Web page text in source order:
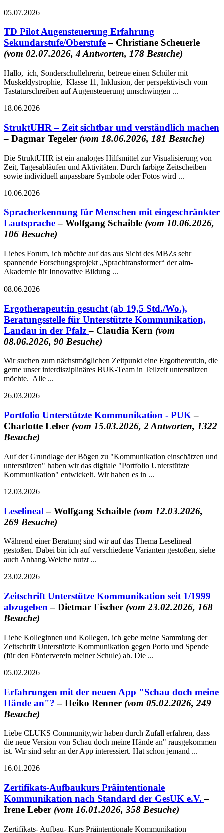
05.07.2026
TD Pilot Augensteuerung Erfahrung
Sekundarstufe/Oberstufe– Christiane Scheuerle
(vom 02.07.2026, 4 Antworten, 178 Besuche)
Hallo, ich, Sonderschullehrerin, betreue einen Schüler mit
Muskeldystrophie, Klasse 11, Inklusion, der perspektivisch vom
Tastaturschreiben auf Augensteuerung umschwingen ...
18.06.2026
StruktUHR – Zeit sichtbar und verständlich machen
– Dagmar Tegeler (vom 18.06.2026, 181 Besuche)
Die StruktUHR ist ein analoges Hilfsmittel zur Visualisierung von
Zeit, Tagesabläufen und Aktivitäten. Durch farbige Zeitscheiben
sowie individuell anpassbare Symbole oder Fotos wird ...
10.06.2026
Spracherkennung für Menschen mit eingeschränkter
Lautsprache– Wolfgang Schaible (vom 10.06.2026,
106 Besuche)
Liebes Forum, ich möchte auf das aus Sicht des MBZs sehr
spannende Forschungsprojekt „Sprachtransformer“ der aim-
Akademie für Innovative Bildung ...
08.06.2026
Ergotherapeut:in gesucht (ab 19,5 Std./Wo.),
Beratungsstelle für Unterstützte Kommunikation,
Landau in der Pfalz– Claudia Kern (vom
08.06.2026, 90 Besuche)
Wir suchen zum nächstmöglichen Zeitpunkt eine Ergothereut:in, die
gerne unser interdisziplinäres BUK-Team in Teilzeit unterstützen
möchte. Alle ...
26.03.2026
Portfolio Unterstützte Kommunikation - PUK –
Charlotte Leber (vom 15.03.2026, 2 Antworten, 1322
Besuche)
Auf der Grundlage der Bögen zu "Kommunikation einschätzen und
unterstützen" haben wir das digitale "Portfolio Unterstützte
Kommunikation" entwickelt. Wir haben es in ...
12.03.2026
Leselineal – Wolfgang Schaible (vom 12.03.2026,
269 Besuche)
Während einer Beratung sind wir auf das Thema Leselineal
gestoßen. Dabei bin ich auf verschiedene Varianten gestoßen, siehe
auch Anhang.Welche nutzt ...
23.02.2026
Zeitschrift Unterstütze Kommunikation seit 1/1999
abzugeben – Dietmar Fischer (vom 23.02.2026, 168
Besuche)
Liebe Kolleginnen und Kollegen, ich gebe meine Sammlung der
Zeitschrift Unterstützte Kommunikation gegen Porto und Spende
(für den Förderverein meiner Schule) ab. Die ...
05.02.2026
Erfahrungen mit der neuen App "Schau doch meine
Hände an"? – Heiko Renner (vom 05.02.2026, 249
Besuche)
Liebe CLUKS Community,wir haben durch Zufall erfahren, dass
die neue Version von Schau doch meine Hände an" rausgekommen
ist. Wir sind sehr an der App interessiert. Hat schon jemand ...
16.01.2026
Zertifikats-Aufbaukurs Präintentionale
Kommunikation nach Standard der GesUK e.V.–
Irene Leber (vom 16.01.2026, 358 Besuche)
Zertifikats- Aufbau- Kurs Präintentionale Kommunikation